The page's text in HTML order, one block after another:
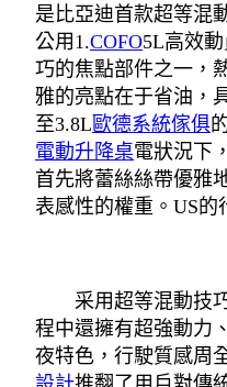
是比亞迪首款超等混
公用1.COFO5L高效
巧的焦點部件之一，
雅的亮點在于省油，
至3.8L歐德系統傢俱
電動升降桌電狀況下，
首先將蕾絲絲帶優雅
表感性的權重。US的
采用超等混動技巧
程中還擁有超強動力
夜特色，行駛質感周